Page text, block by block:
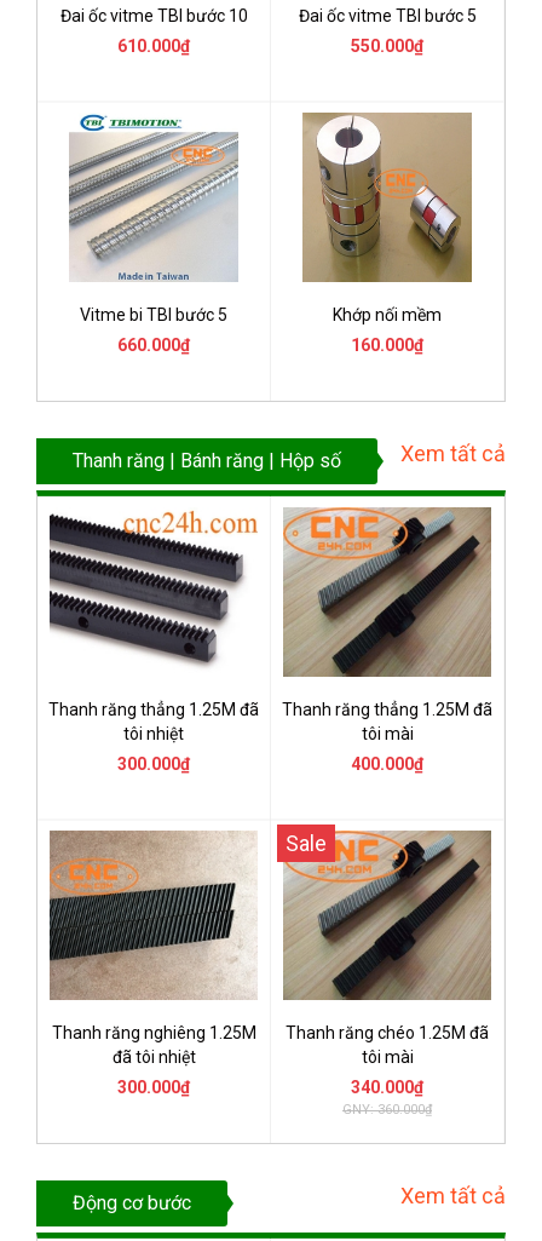
Đai ốc vitme TBI bước 10
610.000₫
Đai ốc vitme TBI bước 5
550.000₫
Vitme bi TBI bước 5
660.000₫
Khớp nối mềm
160.000₫
Thanh răng | Bánh răng | Hộp số Xem tất cả
Thanh răng thẳng 1.25M đã
tôi nhiệt
300.000₫
Thanh răng thẳng 1.25M đã
tôi mài
400.000₫
Thanh răng nghiêng 1.25M
đã tôi nhiệt
300.000₫
Sale
Thanh răng chéo 1.25M đã
tôi mài
340.000₫
GNY: 360.000₫
Động cơ bước Xem tất cả